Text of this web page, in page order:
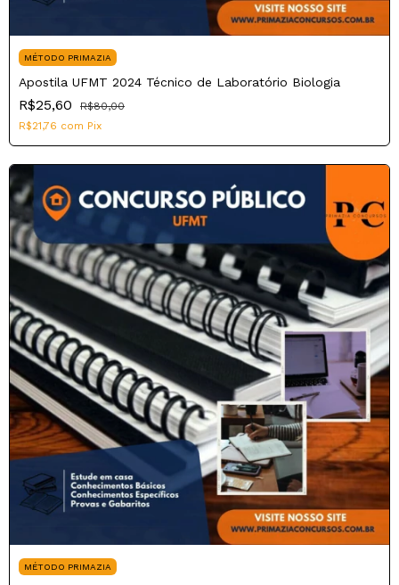
MÉTODO PRIMAZIA
Apostila UFMT 2024 Técnico de Laboratório Biologia
R$25,60
R$80,00
R$21,76 com Pix
MÉTODO PRIMAZIA